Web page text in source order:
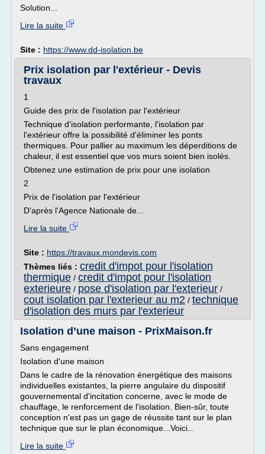
Solution...
Lire la suite
Site : https://www.dd-isolation.be
Prix isolation par l'extérieur - Devis
travaux
1
Guide des prix de l'isolation par l'extérieur
Technique d'isolation performante, l'isolation par
l'extérieur offre la possibilité d'éliminer les ponts
thermiques. Pour pallier au maximum les déperditions de
chaleur, il est essentiel que vos murs soient bien isolés.
Obtenez une estimation de prix pour une isolation
2
Prix de l'isolation par l'extérieur
D'après l'Agence Nationale de...
Lire la suite
Site : https://travaux.mondevis.com
Thèmes liés : credit d'impot pour l'isolation
thermique / credit d'impot pour l'isolation
exterieure / pose d'isolation par l'exterieur /
cout isolation par l'exterieur au m2 / technique
d'isolation des murs par l'exterieur
Isolation d’une maison - PrixMaison.fr
Sans engagement
Isolation d'une maison
Dans le cadre de la rénovation énergétique des maisons
individuelles existantes, la pierre angulaire du dispositif
gouvernemental d'incitation concerne, avec le mode de
chauffage, le renforcement de l'isolation. Bien-sûr, toute
conception n'est pas un gage de réussite tant sur le plan
technique que sur le plan économique...Voici...
Lire la suite